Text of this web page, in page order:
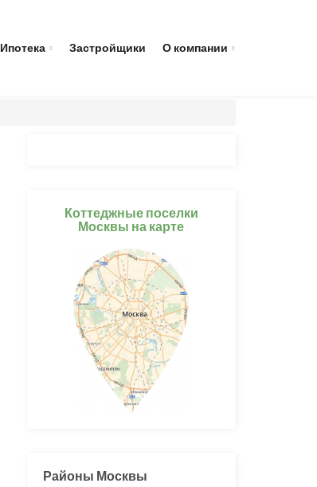
Ипотека Застройщики О компании
Коттеджные поселки
Москвы на карте
Районы Москвы